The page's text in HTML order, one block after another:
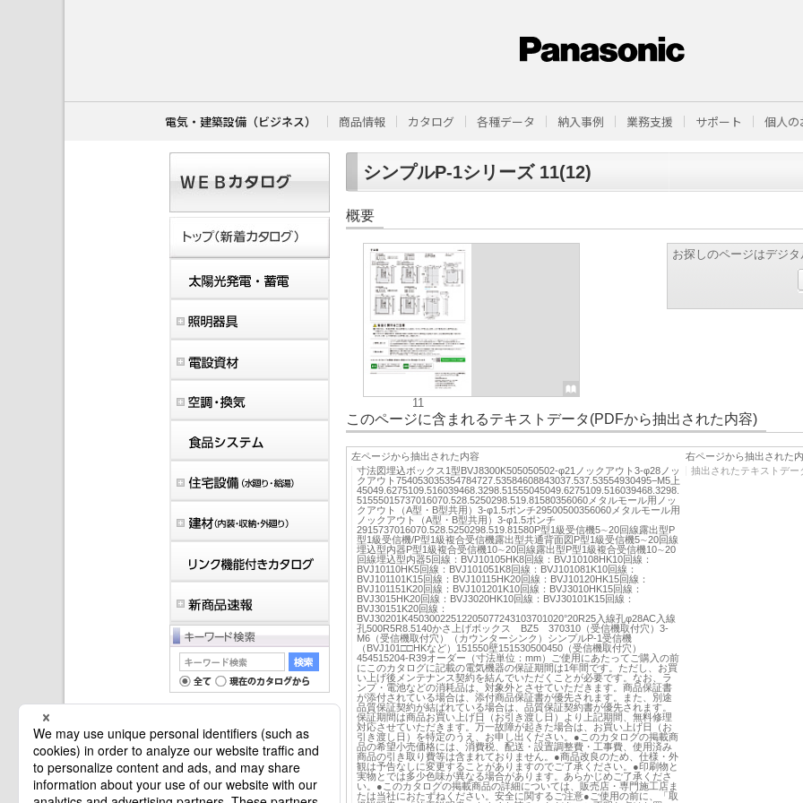
電気・建築設備（ビジネス） 商品情報 カタログ 各種データ 納入事例 業務支援 サポート 個人の
シンプルP-1シリーズ 11(12)
概要
11
お探しのページはデジタ
このページに含まれるテキストデータ(PDFから抽出された内容)
左ページから抽出された内容
寸法図埋込ボックス1型BVJ8300K505050502-φ21ノックアウト3-φ28ノッ
クアウト754053035354784727.53584608843037.537.53554930495−M5上
45049.6275109.516039468.3298.51555045049.6275109.516039468.3298.
51555015737016070.528.5250298.519.81580356060メタルモール用ノッ
クアウト（A型・B型共用）3-φ1.5ポンチ29500500356060メタルモール用
ノックアウト（A型・B型共用）3-φ1.5ポンチ
2915737016070.528.5250298.519.81580P型1級受信機5∼20回線露出型P
型1級受信機/P型1級複合受信機露出型共通背面図P型1級受信機5∼20回線
埋込型内器P型1級複合受信機10∼20回線露出型P型1級複合受信機10∼20
回線埋込型内器5回線：BVJ10105HK8回線：BVJ10108HK10回線：
BVJ10110HK5回線：BVJ101051K8回線：BVJ101081K10回線：
BVJ101101K15回線：BVJ10115HK20回線：BVJ10120HK15回線：
BVJ101151K20回線：BVJ101201K10回線：BVJ3010HK15回線：
BVJ3015HK20回線：BVJ3020HK10回線：BVJ30101K15回線：
BVJ30151K20回線：
BVJ30201K45030022512205077243103701020°20R25入線孔φ28AC入線
孔500R5R8.5140かさ上げボックス BZ5 370310（受信機取付穴）3-
M6（受信機取付穴）（カウンターシンク）シンプルP-1受信機
（BVJ101□□HKなど）151550壁151530500450（受信機取付穴）
454515204-R39オーダー（寸法単位：mm）ご使用にあたってご購入の前
にこのカタログに記載の電気機器の保証期間は1年間です。ただし、お買
い上げ後メンテナンス契約を結んでいただくことが必要です。なお、ラ
ンプ・電池などの消耗品は、対象外とさせていただきます。商品保証書
が添付されている場合は、添付商品保証書が優先されます。また、別途
品質保証契約が結ばれている場合は、品質保証契約書が優先されます。
保証期間は商品お買い上げ日（お引き渡し日）より上記期間、無料修理
対応させていただきます。万一故障が起きた場合は、お買い上げ日（お
引き渡し日）を特定のうえ、お申し出ください。●このカタログの掲載商
品の希望小売価格には、消費税、配送・設置調整費・工事費、使用済み
商品の引き取り費等は含まれておりません。●商品改良のため、仕様・外
観は予告なしに変更することがありますのでご了承ください。●印刷物と
実物とでは多少色味が異なる場合があります。あらかじめご了承くださ
い。●このカタログの掲載商品の詳細については、販売店・専門施工店ま
たは当社におたずねください。安全に関するご注意●ご使用の前に、「取
右ページから抽出された
抽出されたテキストデー
マイバインダーは空です。